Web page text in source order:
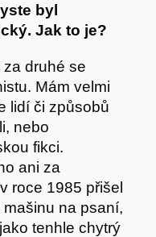
byl
Jak to je?
druhé se
Mám velmi
lidí či způsobů
nebo
fikci.
ani za
roce 1985 přišel
na psaní,
tenhle chytrý